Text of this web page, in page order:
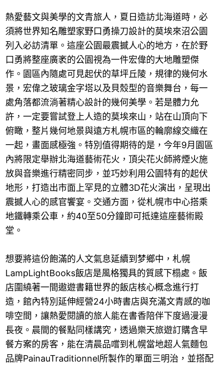
熱愛藝文與美學的文青旅人，夏日造訪北海道時，必
須將世界知名雕塑家野口勇操刀設計的莫埃來沼公園
列入必訪清單。這座公園最震撼人心的地方，在於野
口勇將整座廣袤的公園視為一件宏偉的大地雕塑傑
作。園區內隨處可見起伏的草坪丘陵，規律的幾何水
景，宏偉之玻璃金字塔以及貝殼型的音樂舞台，每一
處角落都流淌著精心設計的幾何美學。若是體力允
許，一定要嘗試登上人造的莫埃來山，站在山頂向下
俯瞰，整片幾何地景與遠方札幌市區的輪廓線交織在
一起，畫面感極強。特別值得期待的是，今年9月園區
內將限定舉辦北海道藝術花火，頂尖花火師將煙火施
放與音樂進行精密同步，並巧妙利用公園特有的起伏
地形，打造出市面上罕見的立體3D花火演出，呈現出
震撼人心的感官饗宴。交通方面，從札幌市中心搭乘
地鐵轉乘公車，約40至50分鐘即可抵達這座藝術殿
堂。
想要將這份飽滿的人文氣息延續到梦鄉中，札幌
LampLightBooks飯店是風格獨具的質感下榻處。飯
店圍繞著一間遨遊書籍世界的飯店核心概念進行打
造，館內特別延伸經營24小時書店與充滿文青感的咖
啡空間，讓熱愛閱讀的旅人能在書香陪伴下度過漫漫
長夜。晨間的餐點同樣講究，透過樂天旅遊訂購含早
餐方案的房客，能在清晨品嚐到札幌當地超人氣麵包
品牌PainauTraditionnel所製作的單面三明治，並搭配